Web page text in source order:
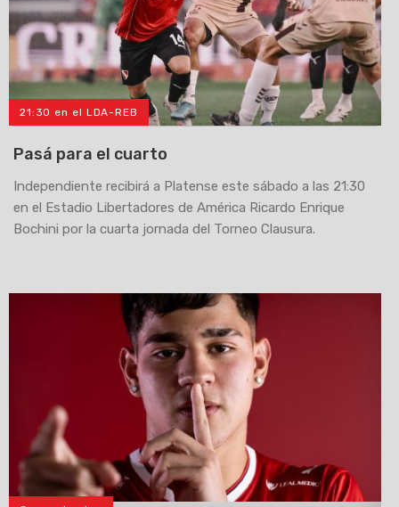
21:30 en el LDA-REB
Pasá para el cuarto
Independiente recibirá a Platense este sábado a las 21:30
en el Estadio Libertadores de América Ricardo Enrique
Bochini por la cuarta jornada del Torneo Clausura.